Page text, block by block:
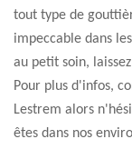
tout type de
impeccable dans
au petit soin,
Pour plus d'infos,
Lestrem alors
êtes dans nos